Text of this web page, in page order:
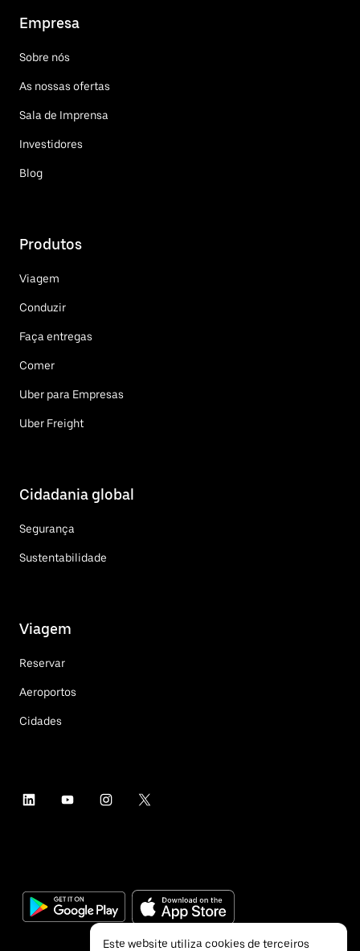
Empresa
Sobre nós
As nossas ofertas
Sala de Imprensa
Investidores
Blog
Produtos
Viagem
Conduzir
Faça entregas
Comer
Uber para Empresas
Uber Freight
Cidadania global
Segurança
Sustentabilidade
Viagem
Reservar
Aeroportos
Cidades
Este website utiliza cookies de terceiros